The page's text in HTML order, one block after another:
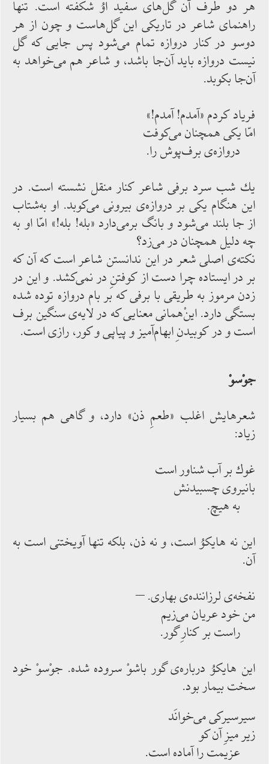
هر دو طرف آن گل‌‌های سفید اوُ شكفته ‌‌است. تنها
راهنمای شاعر در تاریكی این گل‌‌هاست و چون از هر
دوسو در كنار دروازه تمام‌‌ می‌‌شود پس جایی كه گل
نیست دروازه باید آن‌‌جا باشد، و شاعر هم می‌‌خواهد به
آن‌‌جا بكوبد.
فریاد كردم «آمدم! آمدم!»
امّا یكی همچنان می‌‌كوفت
دروازه‌‌ی برف‌‌پوش را.
یك شب سرد برفی شاعر كنار منقل نشسته ‌‌است. در
این هنگام یكی بر دروازه‌‌ی بیرونی می‌‌كوبد. او به‌‌شتاب
از جا بلند می‌‌شود و بانگ برمی‌‌دارد «بله! بله!» امّا او به
چه دلیل همچنان در می‌‌زد؟
نكته‌‌ی اصلی شعر در این ندانستن شاعر است كه آن كه
بر در ایستاده چرا دست از كوفتنِ در نمی‌‌كشد. و این در
زدن مرموز به طریقی با برفی كه بر بام دروازه توده ‌‌شده
بستگی‌‌ دارد. اینْ‌‌همانی معنایی كه در لایه‌‌ی سنگین برف
است و در كوبیدنِ ابهام‌‌آمیز و پیاپی و كور، رازی است.
جوْسوْ
شعرهایش اغلب «طعمِ‌‌ ذن» دارد، و گاهی هم بسیار
زیاد:
غوك بر آب شناور است
بانیروی چسبیدنش
به هیچ.
این نه هایكوُ است، و نه ذن، بلكه تنها آویختنی است به
آن.
نفخه‌‌ی لرزاننده‌‌ی بهاری. –
من خود عریان می‌‌زیم
راست بر كنارِ گور.
این هایكوُ درباره‌‌ی گور باشوْ سروده ‌‌شده. جوْسوْ خود
سخت بیمار بود.
سیرسیركی می‌‌خوانَد
زیر میزِ آن كو
عزیمت را آماده ‌‌است.